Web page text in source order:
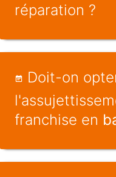
réparation ?
Doit-on
franchise en